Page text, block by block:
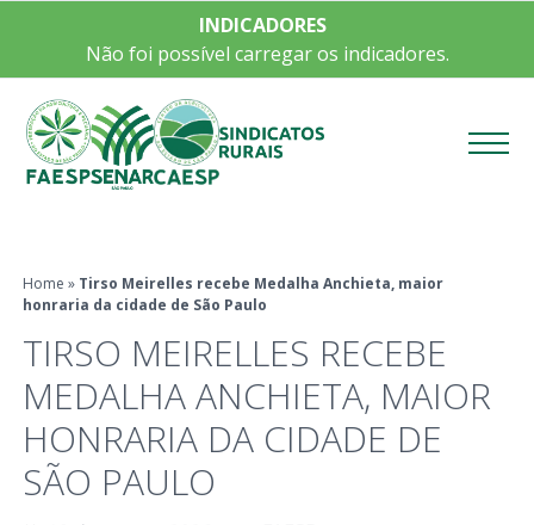
INDICADORES
Não foi possível carregar os indicadores.
Home » Tirso Meirelles recebe Medalha Anchieta, maior
honraria da cidade de São Paulo
TIRSO MEIRELLES RECEBE
MEDALHA ANCHIETA, MAIOR
HONRARIA DA CIDADE DE
SÃO PAULO